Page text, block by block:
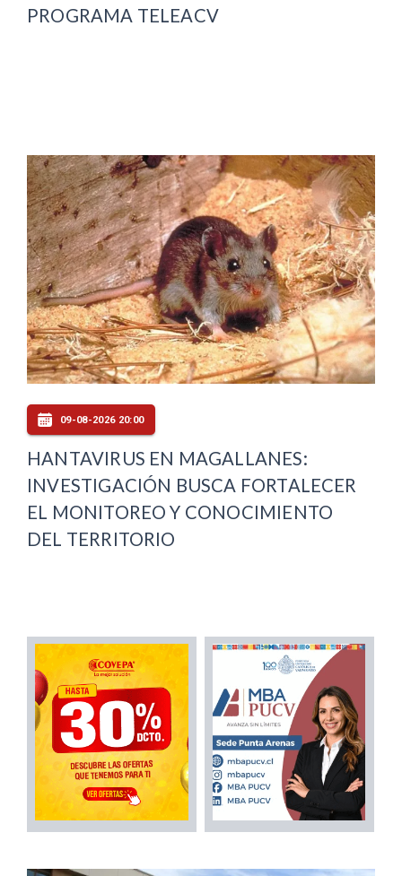
PROGRAMA TELEACV
09-08-2026 20:00
HANTAVIRUS EN MAGALLANES:
INVESTIGACIÓN BUSCA FORTALECER
EL MONITOREO Y CONOCIMIENTO
DEL TERRITORIO